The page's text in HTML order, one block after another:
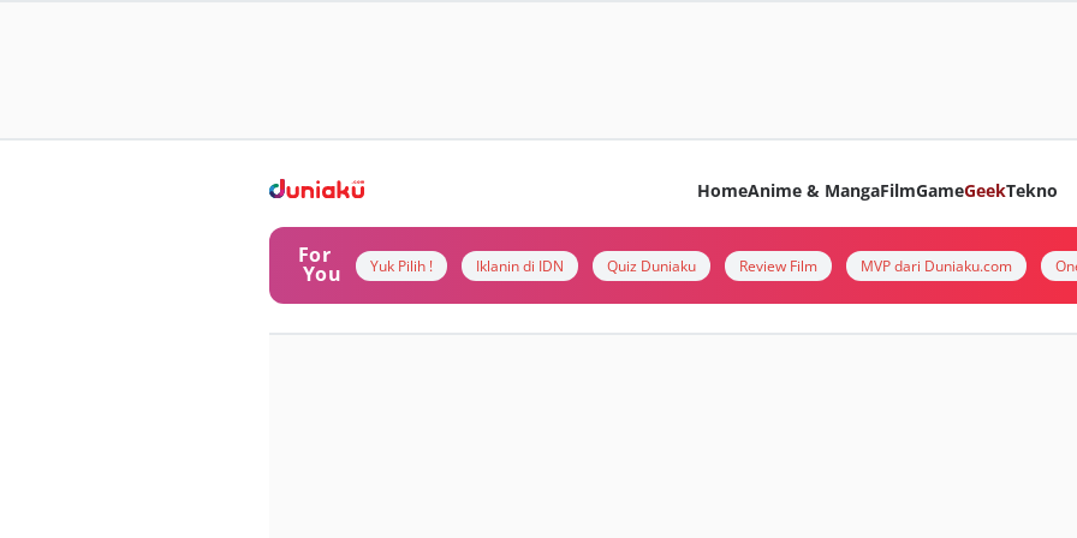
HomeAnime & MangaFilmGameGeekTekno
For
You Yuk Pilih ! Iklanin di IDN Quiz Duniaku Review Film MVP dari Duniaku.com